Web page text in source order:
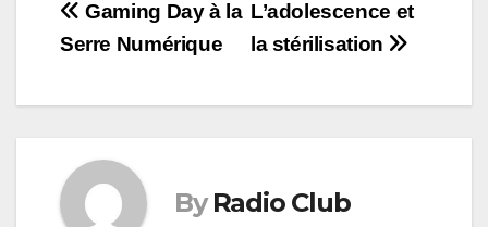
Navigation
de
l’article
L’adolescence et
la stérilisation
Gaming Day à la
Serre Numérique
By Radio Club